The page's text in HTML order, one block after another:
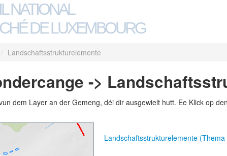
NATIONAL
DE LUXEMBOURG
/ Landschaftsstrukturelemente
->
dem Layer an der Gemeng, déi dir ausgewielt hutt. Ee Klick op
Landschaftsstrukturelemente